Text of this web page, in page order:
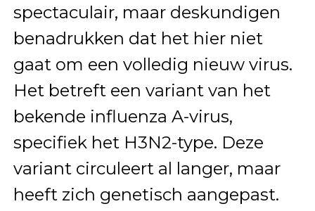
spectaculair, maar deskundigen
benadrukken dat het hier niet
gaat om een volledig nieuw virus.
Het betreft een variant van het
bekende influenza A-virus,
specifiek het H3N2-type. Deze
variant circuleert al langer, maar
heeft zich genetisch aangepast.